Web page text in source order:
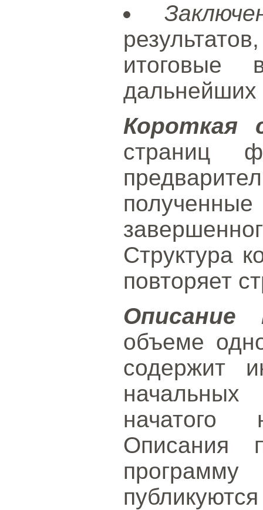
итоговые
дальнейших
Короткая
страниц
Структура
повторяет
Описание
объеме
содержит
начатого
Описания